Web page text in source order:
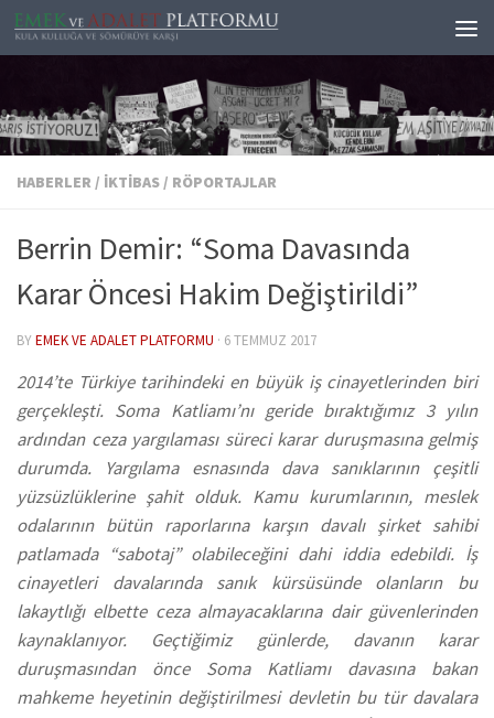
Skip to content
HABERLER / İKTIBAS/ RÖPORTAJLAR
Berrin Demir: “Soma Davasında
Karar Öncesi Hakim Değiştirildi”
BYEMEK VE ADALET PLATFORMU · 6 TEMMUZ 2017
2014’te Türkiye tarihindeki en büyük iş cinayetlerinden biri
gerçekleşti. Soma Katliamı’nı geride bıraktığımız 3 yılın
ardından ceza yargılaması süreci karar duruşmasına gelmiş
durumda. Yargılama esnasında dava sanıklarının çeşitli
yüzsüzlüklerine şahit olduk. Kamu kurumlarının, meslek
odalarının bütün raporlarına karşın davalı şirket sahibi
patlamada “sabotaj” olabileceğini dahi iddia edebildi. İş
cinayetleri davalarında sanık kürsüsünde olanların bu
lakaytlığı elbette ceza almayacaklarına dair güvenlerinden
kaynaklanıyor. Geçtiğimiz günlerde, davanın karar
duruşmasından önce Soma Katliamı davasına bakan
mahkeme heyetinin değiştirilmesi devletin bu tür davalara